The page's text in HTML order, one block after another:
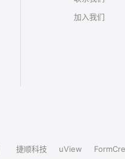
加入我们
捷顺科技 uView